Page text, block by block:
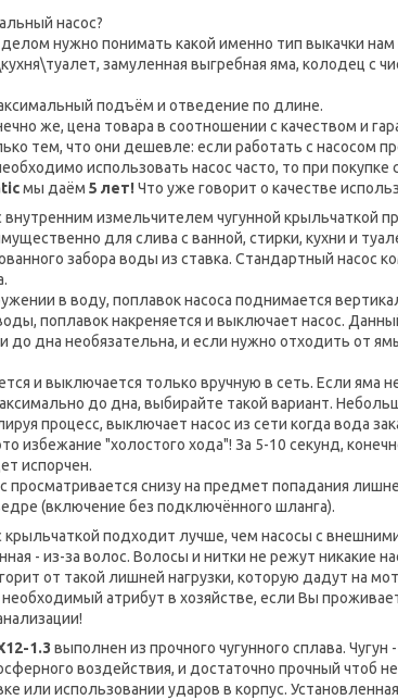
насос?
нужно понимать какой именно тип выкачки нам
замуленная выгребная яма, колодец с
подъём и отведение по длине.
же, цена товара в соотношении с качеством и
тем, что они дешевле: если работать с насосом
использовать насос часто, то при покупке
мы даём 5 лет! Что уже говорит о качестве
внутренним измельчителем чугунной крыльчаткой
для слива с ванной, стирки, кухни и
забора воды из ставка. Стандартный насос
в воду, поплавок насоса поднимается
поплавок накреняется и выключает насос.
до дна необязательна, и если нужно отходить от
и выключается только вручную в сеть. Если яма
до дна, выбирайте такой вариант.
процесс, выключает насос из сети когда вода
избежание "холостого хода"! За 5-10 секунд,
испорчен.
просматривается снизу на предмет попадания
(включение без подключённого шланга).
крыльчаткой подходит лучше, чем насосы с
- из-за волос. Волосы и нитки не режут никакие
от такой лишней нагрузки, которую дадут на
необходимый атрибут в хозяйстве, если Вы
12-1.3 выполнен из прочного чугунного сплава.
воздействия, и достаточно прочный чтоб
или использовании ударов в корпус.